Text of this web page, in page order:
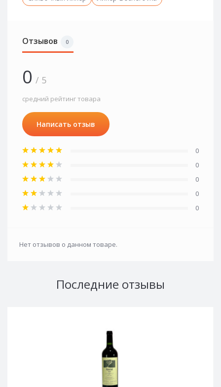
Отзывов 0
0 / 5
средний рейтинг товара
Написать отзыв
0
0
0
0
0
Нет отзывов о данном товаре.
Последние отзывы